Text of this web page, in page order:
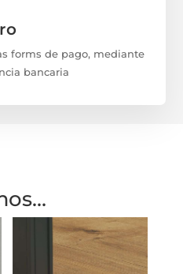
forms de pago, mediante
bancaria